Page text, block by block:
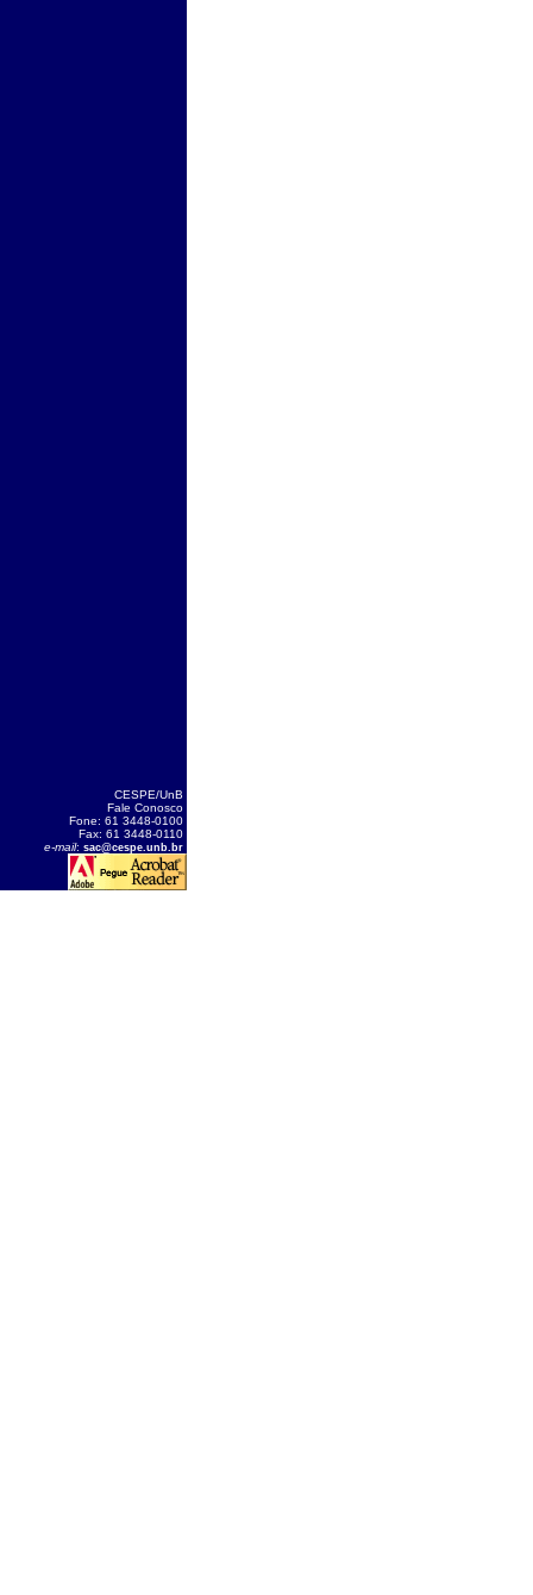
CESPE/UnB
Fale Conosco
Fone: 61 3448-0100
Fax: 61 3448-0110
e-mail: sac@cespe.unb.br